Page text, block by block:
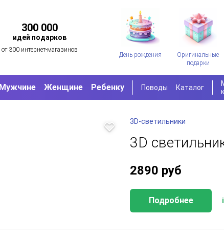
300 000
идей подарков
от 300 интернет-магазинов
День рождения
Оригинальные
подарки
Мужчине Женщине Ребенку Поводы Каталог
3D-светильники
3D
2890 руб
Подробнее